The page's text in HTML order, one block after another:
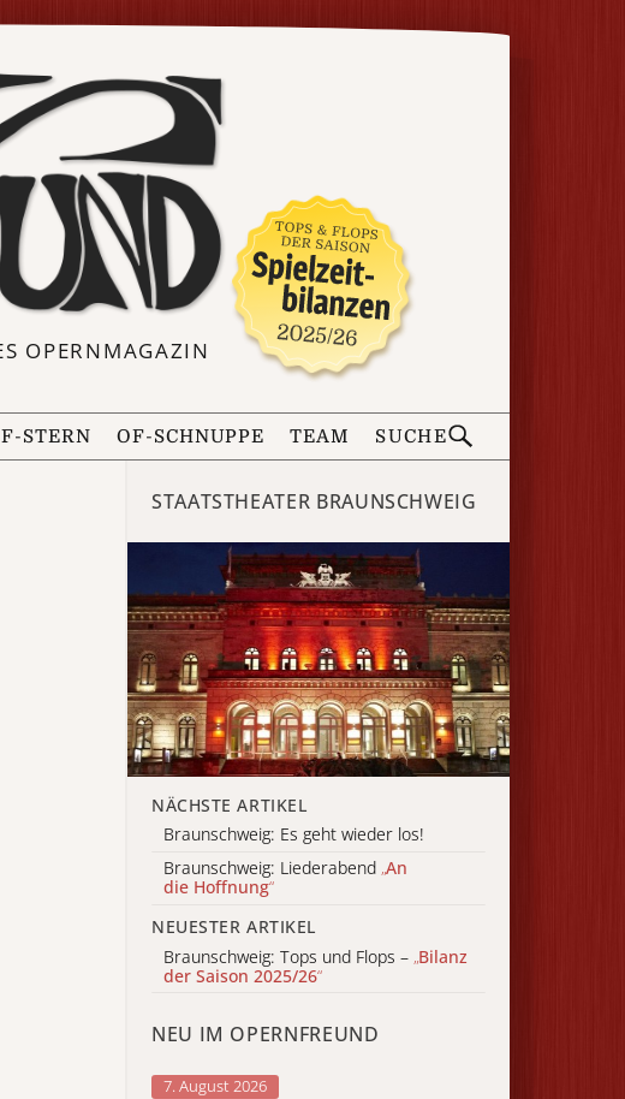
OPERNMAGAZIN
STERN OF-SCHNUPPE TEAM SUCHE
STAATSTHEATER BRAUNSCHWEIG
NÄCHSTE ARTIKEL
Braunschweig: Es geht wieder los!
Braunschweig: Liederabend „An
die Hoffnung“
NEUESTER ARTIKEL
Braunschweig: Tops und Flops – „Bilanz
der Saison 2025/26“
NEU IM OPERNFREUND
7. August 2026